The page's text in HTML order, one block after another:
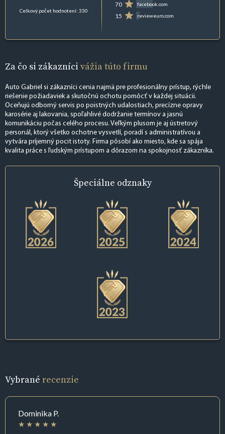
Celkový počet hodnotení: 330
70 facebook.com
15 revieweuro.com
Za čo si zákazníci vážia túto firmu
Auto Gabriel si zákazníci cenia najmä pre profesionálny prístup, rýchle
riešenie požiadaviek a skutočnú ochotu pomôcť v každej situácii.
Oceňujú odborný servis po poistných udalostiach, precízne opravy
karosérie aj lakovania, spoľahlivé dodržanie termínov a jasnú
komunikáciu počas celého procesu. Veľkým plusom je aj ústretový
personál, ktorý všetko ochotne vysvetlí, poradí s administratívou a
vytvára príjemný pocit istoty. Firma pôsobí ako miesto, kde sa spája
kvalita práce s ľudským prístupom a dôrazom na spokojnosť zákazníka.
Špeciálne odznaky
Vybrané recenzie
Dominika P.